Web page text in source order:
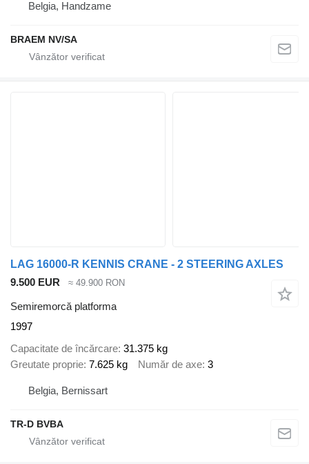
Belgia, Handzame
BRAEM NV/SA
LAG 16000-R KENNIS CRANE - 2 STEERING AXLES
9.500 EUR
≈ 49.900 RON
Semiremorcă platforma
1997
Capacitate de încărcare 31.375 kg
Greutate proprie 7.625 kg Număr de axe 3
Belgia, Bernissart
TR-D BVBA